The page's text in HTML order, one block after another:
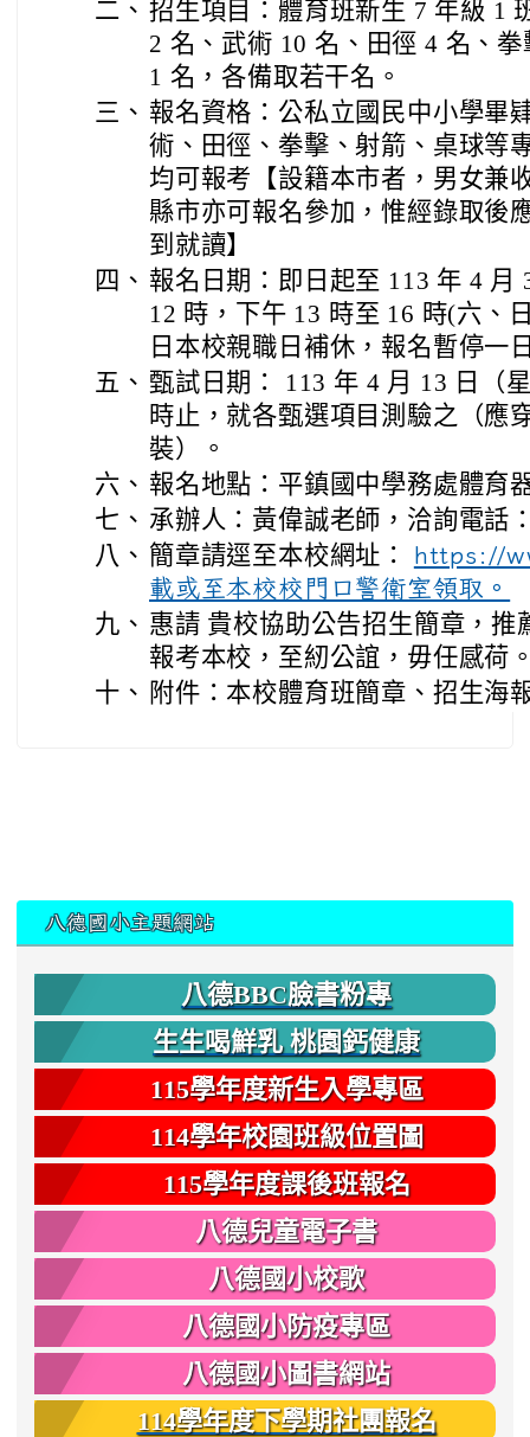
二、 招生項目：體育班新生 7 年級 1
2 名、武術 10 名、田徑 4 名、
1 名，各備取若干名。
三、 報名資格：公私立國民中小學畢
術、田徑、拳擊、射箭、桌球等
均可報考【設籍本市者，男女兼
縣市亦可報名參加，惟經錄取後
到就讀】
四、 報名日期：即日起至 113 年 4 月
12 時，下午 13 時至 16 時(六、
日本校親職日補休，報名暫停一
五、 甄試日期： 113 年 4 月 13 日（
時止，就各甄選項目測驗之（應
裝）。
六、 報名地點：平鎮國中學務處體育
七、 承辦人：黃偉誠老師，洽詢電話
八、 簡章請逕至本校網址：
https://
載或至本校校門口警衛室領取。
九、 惠請 貴校協助公告招生簡章，推
報考本校，至紉公誼，毋任感荷
十、 附件：本校體育班簡章、招生海
八德國小主題網站
八德BBC臉書粉專
生生喝鮮乳 桃園鈣健康
115學年度新生入學專區
114學年校園班級位置圖
115學年度課後班報名
八德兒童電子書
八德國小校歌
八德國小防疫專區
八德國小圖書網站
114學年度下學期社團報名